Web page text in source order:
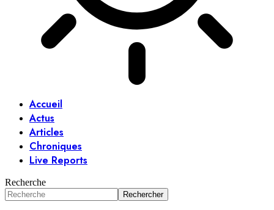
Accueil
Actus
Articles
Chroniques
Live Reports
Recherche